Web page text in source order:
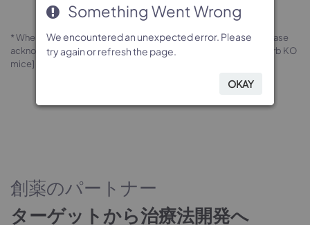
* When publishing results obtained using this animal model, please
acknowledge the source as follows: The animal model [B-Csf2rb KO
mice] (Cat# 170200) was purchased from Biocytogen.
創薬のパートナー
ターゲットから治療法開発へ
Something Went Wrong
We encountered an unexpected error. Please
try again or refresh the page.
OKAY
Something Went Wrong
We encountered an unexpected error. Please
try again or refresh the page.
OKAY
Something Went Wrong
We encountered an unexpected error. Please
try again or refresh the page.
OKAY
Something Went Wrong
We encountered an unexpected error. Please
try again or refresh the page.
OKAY